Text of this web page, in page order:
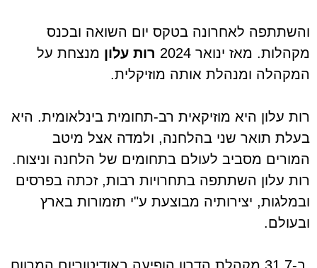
והשתתפה לאחרונה בטקס יום השואה ובכנס
מקהלות. מאז ינואר 2024
רות עלון מנצחת על
המקהלה ומנהלת אותה מוזיקלית.
רות עלון היא מוזיקאית רב-תחומית בינלאומית. היא
בעלת תואר שני בהלחנה, ולמדה אצל מיטב
המורים מסביב לעולם בתחומים של הלחנה וניצוח.
רות עלון השתתפה בתחרויות רבות, זכתה בפרסים
ובמלגות, יצירותיה מבוצעת ע"י תזמורות בארץ
ובעולם.